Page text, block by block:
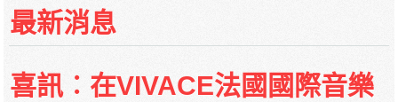
費、補充服務費、學校選擇性服務費及學校代收
項目
停課通知
最新消息
喜訊︰在VIVACE法國國際音樂